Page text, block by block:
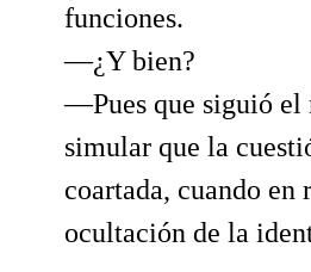
funciones.
—¿Y bien?
—Pues que siguió el
simular que la
coartada, cuando en
ocultación de la